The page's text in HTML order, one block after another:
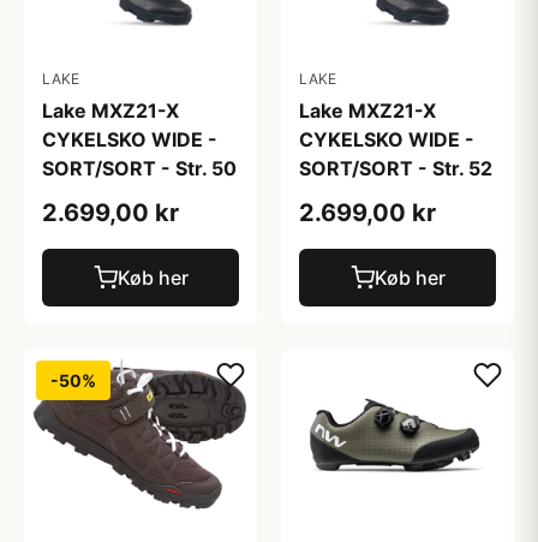
LAKE
Lake MXZ21-X
CYKELSKO WIDE -
SORT/SORT - Str. 50
2.699,00 kr
Køb her
LAKE
Lake MXZ21-X
CYKELSKO WIDE -
SORT/SORT - Str. 52
2.699,00 kr
Køb her
-50%